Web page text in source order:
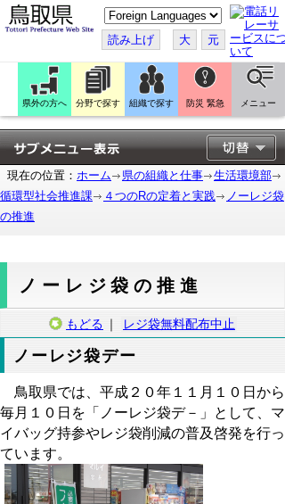
こ
の
ペ
ー
ジ
翻
訳
す
る
読み上げ 大 元
県外の方へ 分野で探す 組織で探す 防災 緊急 メニュー
現在の位置： ホーム 県の組織と仕事
生活環境部
循環型社会推進課
４つのRの定着と実践
ノーレジ袋
の推進
ノーレジ袋の推進
もどる ｜ レジ袋無料配布中止
ノーレジ袋デー
鳥取県では、平成２０年１１月１０日から
毎月１０日を「ノーレジ袋デ－」として、マ
イバッグ持参やレジ袋削減の普及啓発を行っ
ています。